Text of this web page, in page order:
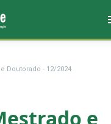
Doutorado - 12/2024
e